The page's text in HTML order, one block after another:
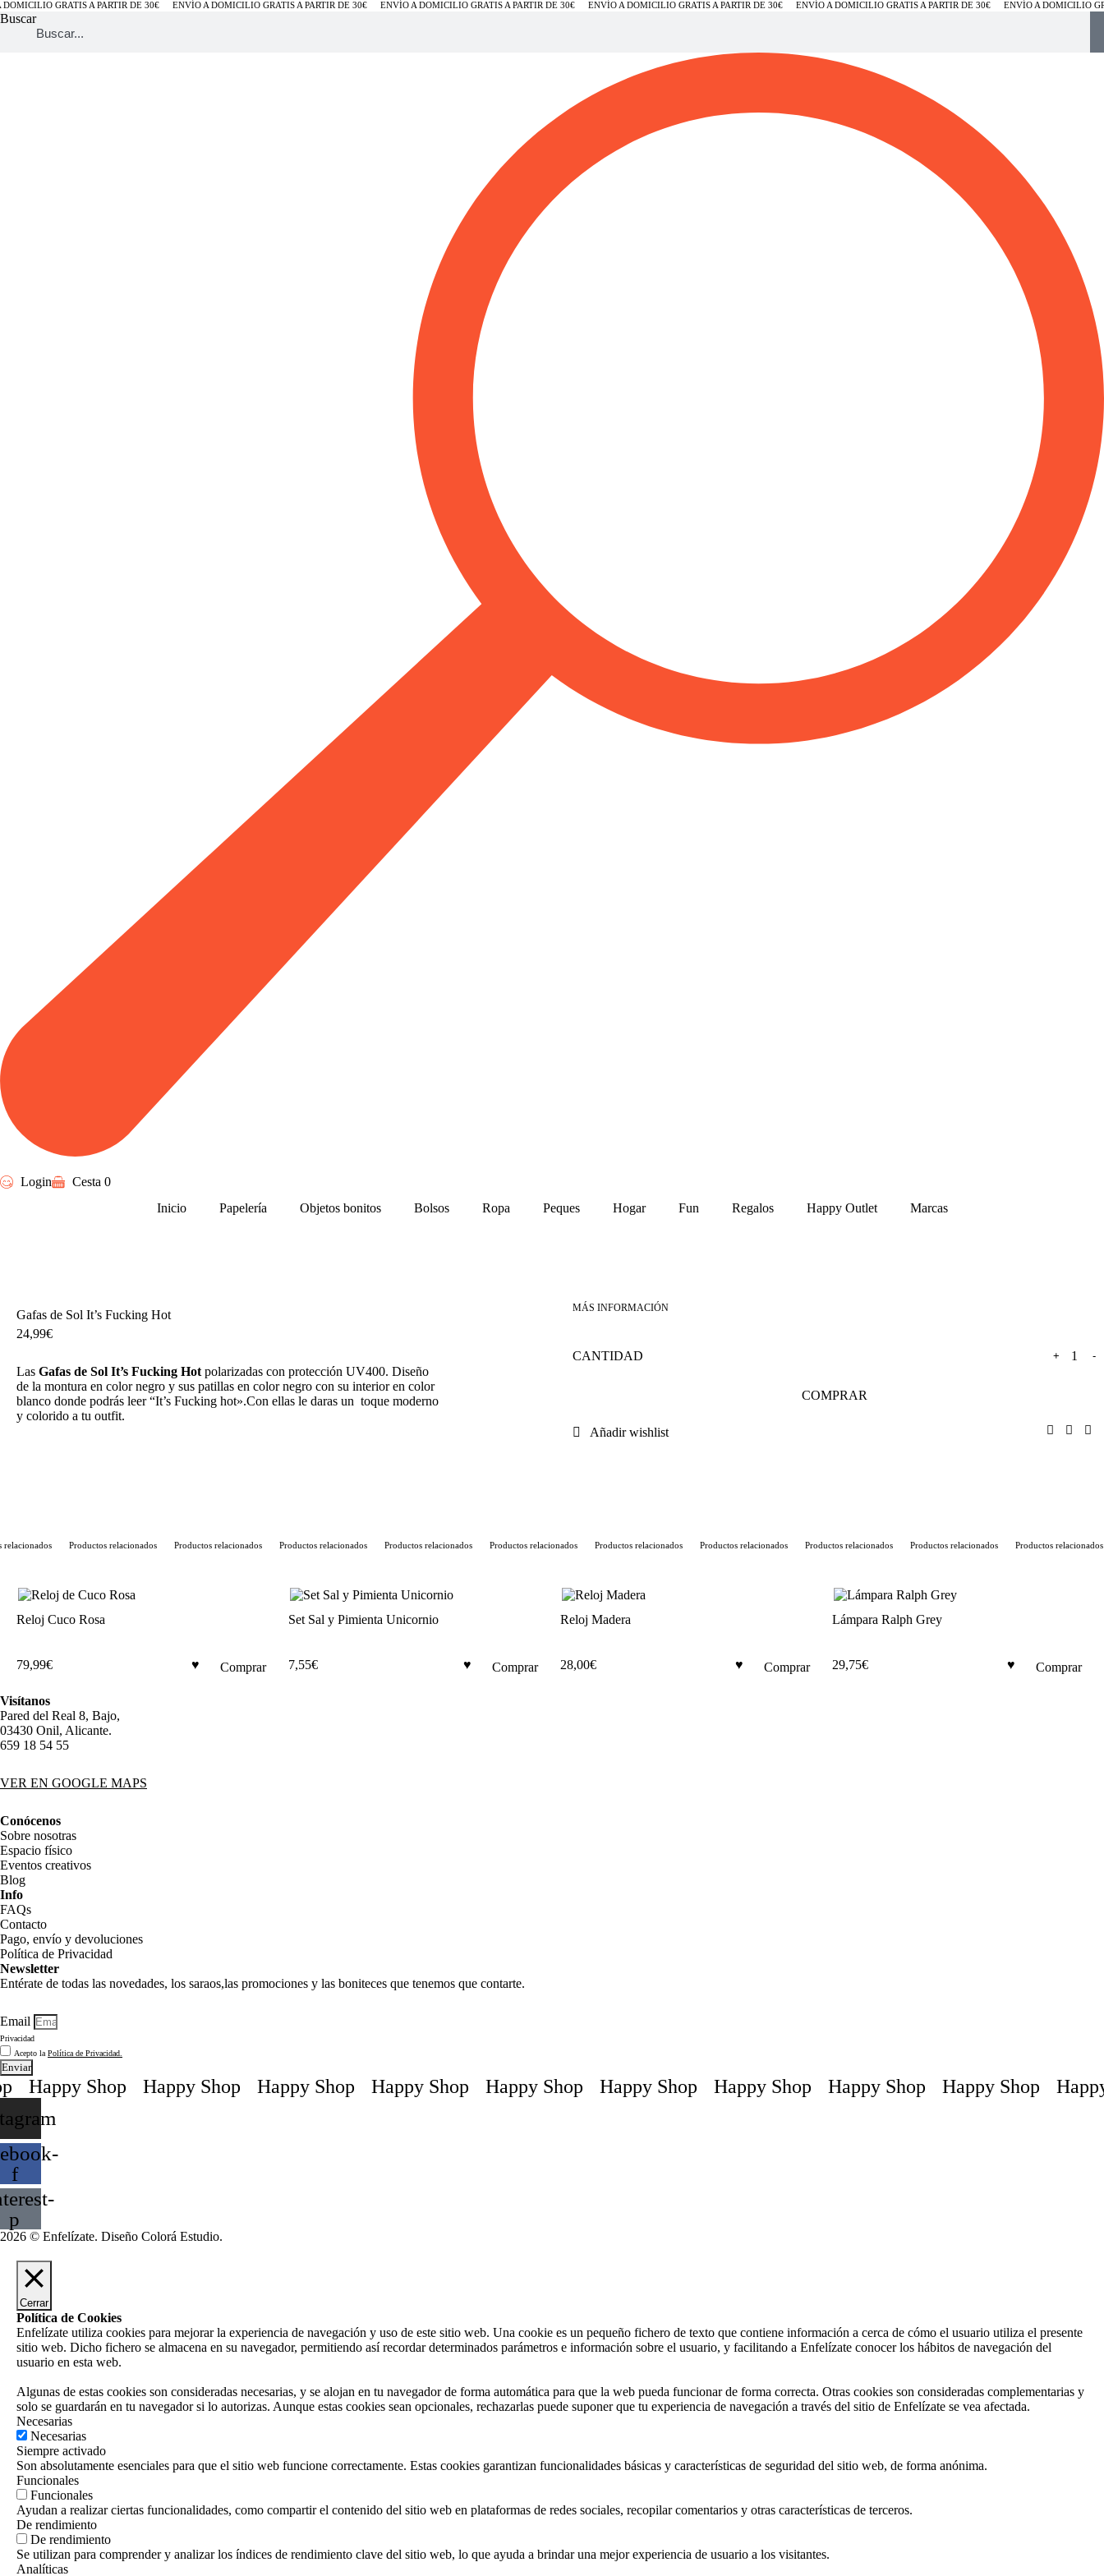
GRATIS A PARTIR DE 30€ ENVÍO A DOMICILIO GRATIS A PARTIR DE 30€ ENVÍO A DOMICILIO GRATIS A PARTIR DE 30€ ENVÍO A DOMICILIO GRATIS A PARTIR DE 30€ ENVÍO A DOMICILIO GRATIS A PARTIR DE 30€ ENVÍO A DOMICILIO
Buscar
Login Cesta 0
Inicio
Papelería Objetos bonitos Bolsos Ropa Peques Hogar Fun Regalos Happy Outlet Marcas
Gafas de Sol It’s Fucking Hot
24,99€
Las Gafas de Sol It’s Fucking Hot polarizadas con protección UV400. Diseño
de la montura en color negro y sus patillas en color negro con su interior en color
blanco donde podrás leer“It’s Fucking hot».Con ellas le daras un toque moderno
y colorido a tu outfit.
-
Fucking
Hot
+
COMPRAR
Añadir wishlist
Productos relacionados Productos relacionados Productos relacionados Productos relacionados Productos relacionados Productos relacionados Productos relacionados Productos relacionados Productos relacionados Productos relacionados
Reloj Cuco Rosa
79,99€ Comprar
Set Sal y Pimienta Unicornio
7,55€ Comprar
Reloj Madera
28,00€ Comprar
Lámpara Ralph Grey
29,75€ Comprar
Visítanos
Pared del Real 8, Bajo,
03430 Onil, Alicante.
659 18 54 55
VER EN GOOGLE MAPS
Conócenos
Sobre nosotras
Espacio físico
Eventos creativos
Blog
Info
FAQs
Contacto
Pago, envío y devoluciones
Política de Privacidad
Newsletter
Entérate de todas las novedades, los saraos,las promociones y las boniteces que tenemos que contarte.
Email
Privacidad
Acepto la Política de Privacidad.
Enviar
Happy Shop Happy Shop Happy Shop Happy Shop Happy Shop Happy Shop Happy Shop Happy Shop Happy Shop
f
p
2026 © Enfelízate. Diseño Colorá Estudio.
Cerrar
Política de Cookies
Enfelízate utiliza cookies para mejorar la experiencia de navegación y uso de este sitio web. Una cookie es un pequeño fichero de texto que contiene información a cerca de cómo el usuario utiliza el presente
sitio web. Dicho fichero se almacena en su navegador, permitiendo así recordar determinados parámetros e información sobre el usuario, y facilitando a Enfelízate conocer los hábitos de navegación del
usuario en esta web.
Algunas de estas cookies son consideradas necesarias, y se alojan en tu navegador de forma automática para que la web pueda funcionar de forma correcta. Otras cookies son consideradas complementarias y
solo se guardarán en tu navegador si lo autorizas. Aunque estas cookies sean opcionales, rechazarlas puede suponer que tu experiencia de navegación a través del sitio de Enfelízate se vea afectada.
Necesarias
Necesarias
Siempre activado
Son absolutamente esenciales para que el sitio web funcione correctamente. Estas cookies garantizan funcionalidades básicas y características de seguridad del sitio web, de forma anónima.
Funcionales
Funcionales
Ayudan a realizar ciertas funcionalidades, como compartir el contenido del sitio web en plataformas de redes sociales, recopilar comentarios y otras características de terceros.
De rendimiento
De rendimiento
Se utilizan para comprender y analizar los índices de rendimiento clave del sitio web, lo que ayuda a brindar una mejor experiencia de usuario a los visitantes.
Analíticas